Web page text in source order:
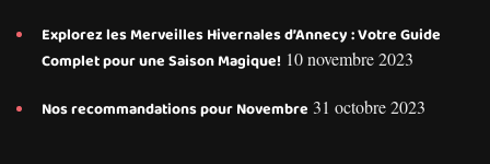
Explorez les Merveilles Hivernales d’Annecy : Votre Guide
Complet pour une Saison Magique! 10 novembre 2023
Nos recommandations pour Novembre 31 octobre 2023